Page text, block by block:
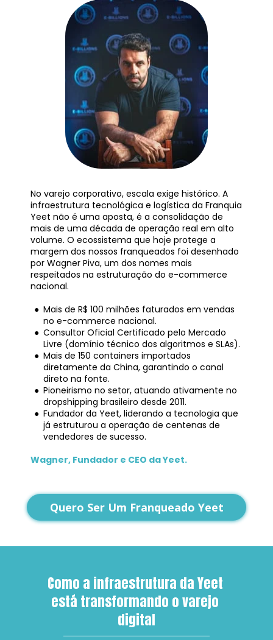
No varejo corporativo, escala exige histórico. A
infraestrutura tecnológica e logística da Franquia
Yeet não é uma aposta, é a consolidação de
mais de uma década de operação real em alto
volume. O ecossistema que hoje protege a
margem dos nossos franqueados foi desenhado
por Wagner Piva, um dos nomes mais
respeitados na estruturação do e-commerce
nacional.
Mais de R$ 100 milhões faturados em vendas
no e-commerce nacional.
Consultor Oficial Certificado pelo Mercado
Livre (domínio técnico dos algoritmos e SLAs).
Mais de 150 containers importados
diretamente da China, garantindo o canal
direto na fonte.
Pioneirismo no setor, atuando ativamente no
dropshipping brasileiro desde 2011.
Fundador da Yeet, liderando a tecnologia que
já estruturou a operação de centenas de
vendedores de sucesso.
Wagner, Fundador e CEO da Yeet.
Quero Ser Um Franqueado Yeet
Como a infraestrutura da Yeet
está transformando o varejo
digital